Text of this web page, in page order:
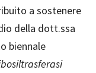
a sostenere
della dott.ssa
biennale